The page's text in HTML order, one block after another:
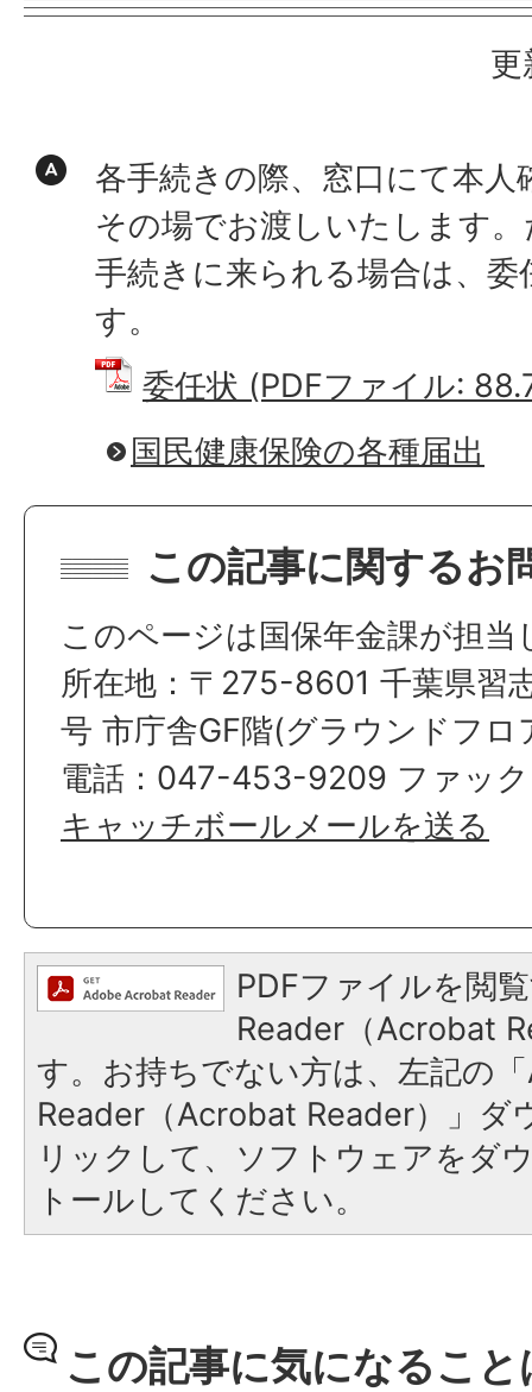
更
各手続きの際、窓口にて本
その場でお渡しいたします
手続きに来られる場合は、
す。
委任状 (PDFファイル:
国民健康保険の各種届出
この記事に関するお
このページは国保年金課が担当
所在地：〒275-8601 千葉県習
号 市庁舎GF階(グラウンドフロ
電話：047-453-9209 ファッ
キャッチボールメールを送る
PDFファイルを閲
Reader（Acrobat
す。お持ちでない方は、左記の
Reader（Acrobat Reader）」ダ
リックして、ソフトウェアをダ
トールしてください。
この記事に気になるこ